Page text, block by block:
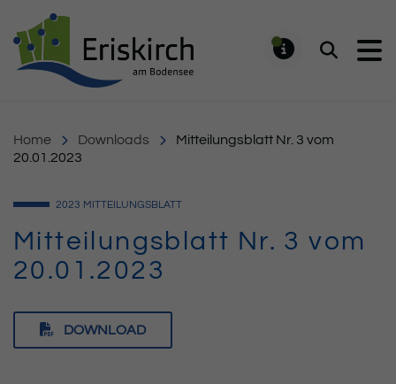
Suchen
Home Downloads
Mitteilungsblatt Nr. 3 vom
20.01.2023
2023 MITTEILUNGSBLATT
Mitteilungsblatt Nr. 3 vom
20.01.2023
DOWNLOAD